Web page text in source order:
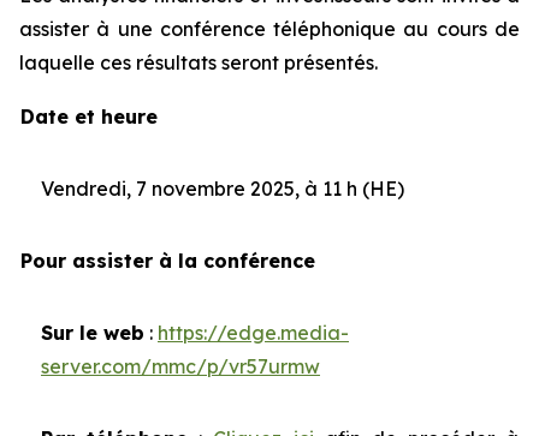
assister à une conférence téléphonique au cours de
laquelle ces résultats seront présentés.
Date et heure
Vendredi, 7 novembre 2025, à 11 h (HE)
Pour assister à la conférence
Sur le web : https://edge.media-
server.com/mmc/p/vr57urmw